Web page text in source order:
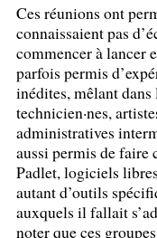
Ces réunions ont
connaissaient pas
commencer à lancer
parfois permis
inédites, mêlant
technicien·nes,
administratives
aussi permis de
Padlet, logiciels
autant d’outils
auxquels il fallait
noter que ces